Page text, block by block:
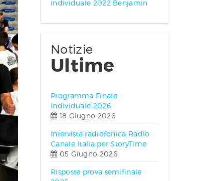
individuale 2022 Benjamin
Notizie
Ultime
Programma Finale
Individuale 2026
18 Giugno 2026
Intervista radiofonica Radio
Canale Italia per StoryTime
05 Giugno 2026
Risposte prova semifinale